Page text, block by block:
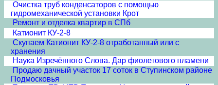
Очистка труб конденсаторов с помощью
гидромеханической установки Крот
Ремонт и отделка квартир в СПб
Катионит КУ-2-8
Скупаем Катионит КУ-2-8 отработанный или с
хранения
Наука Изречённого Слова. Дар фиолетового пламени
Продаю дачный участок 17 соток в Ступинском районе
Подмосковья